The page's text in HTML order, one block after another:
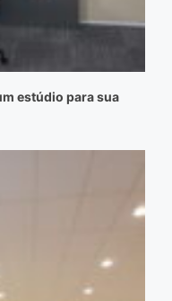
estúdio para sua